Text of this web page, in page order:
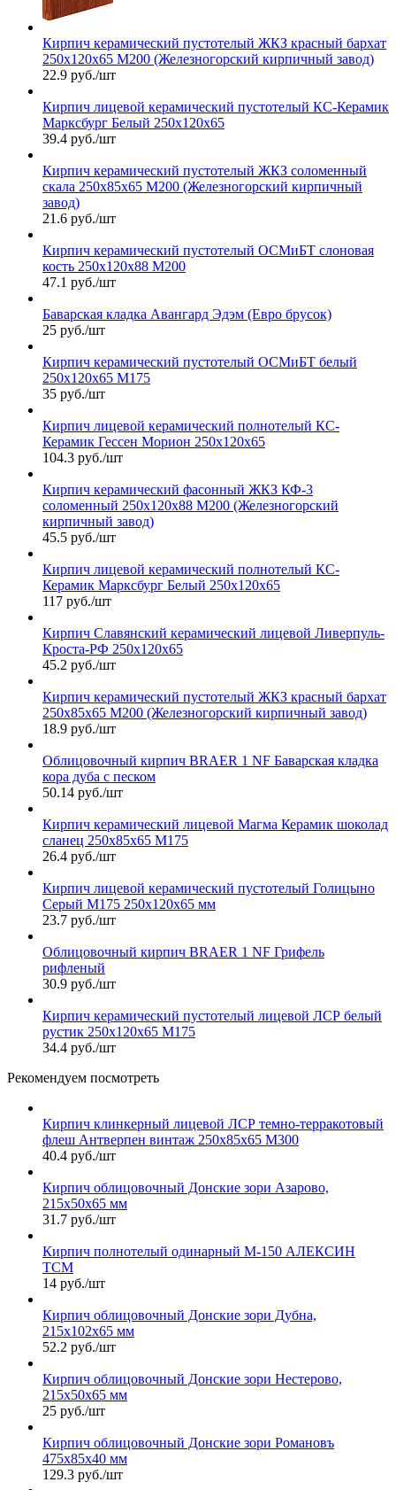
Кирпич керамический пустотелый ЖКЗ красный бархат
250х120х65 М200 (Железногорский кирпичный завод)
22.9 руб./шт
Кирпич лицевой керамический пустотелый КС-Керамик
Марксбург Белый 250х120х65
39.4 руб./шт
Кирпич керамический пустотелый ЖКЗ соломенный
скала 250х85х65 М200 (Железногорский кирпичный
завод)
21.6 руб./шт
Кирпич керамический пустотелый ОСМиБТ слоновая
кость 250х120х88 М200
47.1 руб./шт
Баварская кладка Авангард Эдэм (Евро брусок)
25 руб./шт
Кирпич керамический пустотелый ОСМиБТ белый
250х120х65 М175
35 руб./шт
Кирпич лицевой керамический полнотелый КС-
Керамик Гессен Морион 250х120х65
104.3 руб./шт
Кирпич керамический фасонный ЖКЗ КФ-3
соломенный 250х120х88 М200 (Железногорский
кирпичный завод)
45.5 руб./шт
Кирпич лицевой керамический полнотелый КС-
Керамик Марксбург Белый 250х120х65
117 руб./шт
Кирпич Славянский керамический лицевой Ливерпуль-
Кроста-РФ 250х120х65
45.2 руб./шт
Кирпич керамический пустотелый ЖКЗ красный бархат
250х85х65 М200 (Железногорский кирпичный завод)
18.9 руб./шт
Облицовочный кирпич BRAER 1 NF Баварская кладка
кора дуба с песком
50.14 руб./шт
Кирпич керамический лицевой Магма Керамик шоколад
сланец 250х85х65 М175
26.4 руб./шт
Кирпич лицевой керамический пустотелый Голицыно
Серый М175 250х120х65 мм
23.7 руб./шт
Облицовочный кирпич BRAER 1 NF Грифель
рифленый
30.9 руб./шт
Кирпич керамический пустотелый лицевой ЛСР белый
рустик 250х120х65 М175
34.4 руб./шт
Рекомендуем посмотреть
Кирпич клинкерный лицевой ЛСР темно-терракотовый
флеш Антверпен винтаж 250х85х65 М300
40.4 руб./шт
Кирпич облицовочный Донские зори Азарово,
215х50х65 мм
31.7 руб./шт
Кирпич полнотелый одинарный М-150 АЛЕКСИН
ТСМ
14 руб./шт
Кирпич облицовочный Донские зори Дубна,
215х102х65 мм
52.2 руб./шт
Кирпич облицовочный Донские зори Нестерово,
215х50х65 мм
25 руб./шт
Кирпич облицовочный Донские зори Романовъ
475х85х40 мм
129.3 руб./шт